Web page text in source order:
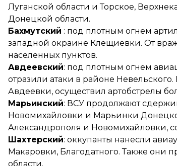
Луганской области и Торское,
Донецкой области.
Бахмутский : под плотным огнем
западной окраине Клещиевки. От
населенных пунктов.
Авдеевский: под плотным огнем
отразили атаки в районе
Авдеевки, осуществил артобстрелы
Марьинский: ВСУ продолжают
Новомихайловки и Марьинки
Александрополя и Новомихайловки,
Шахтерский: оккупанты нанесли
Макаровки, Благодатного. Также они
области.